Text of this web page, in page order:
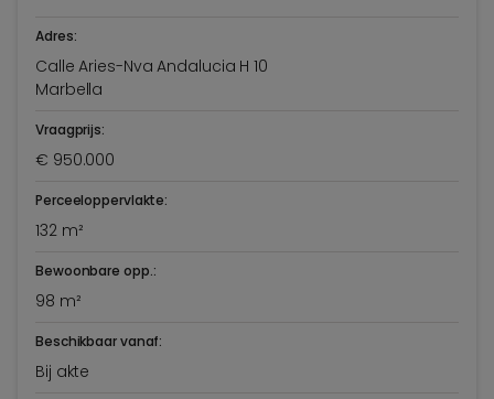
Adres:
Calle Aries-Nva Andalucia H 10
Marbella
Vraagprijs:
€ 950.000
Perceeloppervlakte:
132 m²
Bewoonbare opp.:
98 m²
Beschikbaar vanaf:
Bij akte